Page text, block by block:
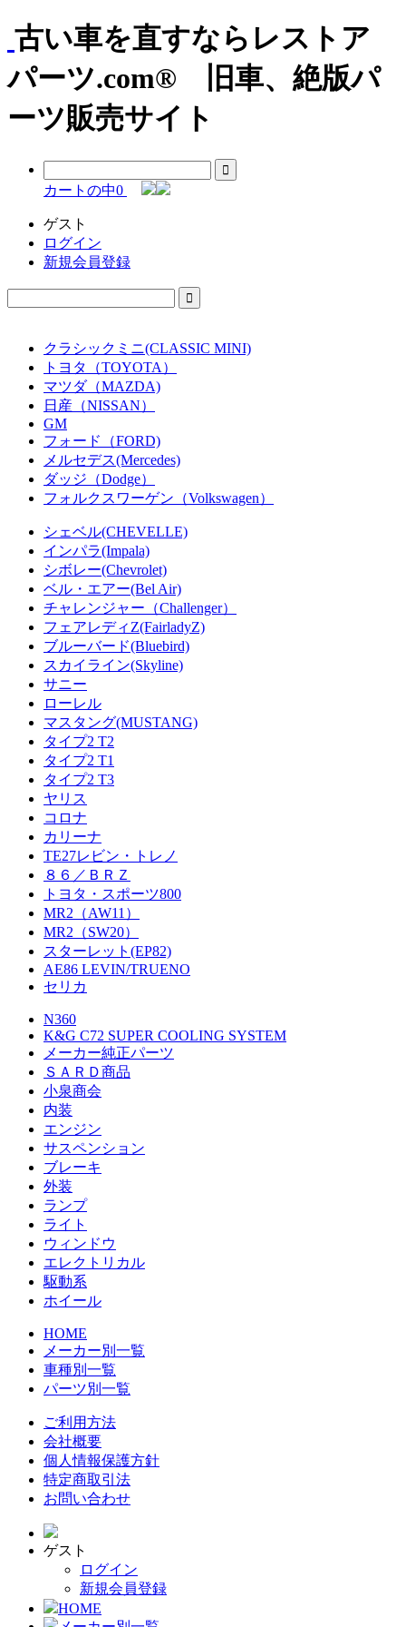
古い車を直すならレストア
パーツ.com® 旧車、絶版パ
ーツ販売サイト
カートの中0
ゲスト
ログイン
新規会員登録
クラシックミニ(CLASSIC MINI)
トヨタ（TOYOTA）
マツダ（MAZDA)
日産（NISSAN）
GM
フォード（FORD)
メルセデス(Mercedes)
ダッジ（Dodge）
フォルクスワーゲン（Volkswagen）
シェベル(CHEVELLE)
インパラ(Impala)
シボレー(Chevrolet)
ベル・エアー(Bel Air)
チャレンジャー（Challenger）
フェアレディZ(FairladyZ)
ブルーバード(Bluebird)
スカイライン(Skyline)
サニー
ローレル
マスタング(MUSTANG)
タイプ2 T2
タイプ2 T1
タイプ2 T3
ヤリス
コロナ
カリーナ
TE27レビン・トレノ
８６／ＢＲＺ
トヨタ・スポーツ800
MR2（AW11）
MR2（SW20）
スターレット(EP82)
AE86 LEVIN/TRUENO
セリカ
N360
K&G C72 SUPER COOLING SYSTEM
メーカー純正パーツ
ＳＡＲＤ商品
小泉商会
内装
エンジン
サスペンション
ブレーキ
外装
ランプ
ライト
ウィンドウ
エレクトリカル
駆動系
ホイール
HOME
メーカー別一覧
車種別一覧
パーツ別一覧
ご利用方法
会社概要
個人情報保護方針
特定商取引法
お問い合わせ
ゲスト
ログイン
新規会員登録
HOME